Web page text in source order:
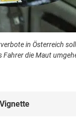
in Österreich
Fahrer die Maut